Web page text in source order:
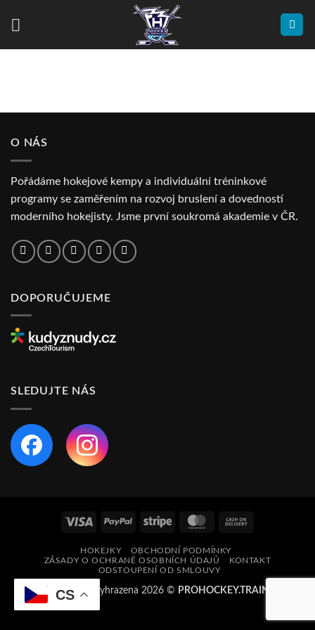
O NÁS
Pořádáme hokejové kempy a individuální tréninkové
programy se zaměřením na rozvoj bruslení a dovedností
moderního hokejisty. Jsme první soukromá akademie v ČR.
DOPORUČUJEME
SLEDUJTE NÁS
Visa PayPal Stripe MasterCard
HOKEJKY
OBCHODNÍ PODMÍNKY
ZÁSADY O OCHRANĚ OSOBNÍCH ÚDAJŮ
KONTAKT
ODSTOUPENÍ OD SMLOUVY
Všechna práva vyhrazena 2026 © PROHOCKEY.TRAINING
CS